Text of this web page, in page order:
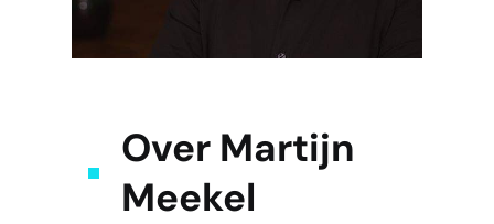
Over Martijn
Meekel